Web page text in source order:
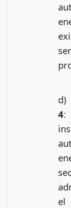
d)
4
el